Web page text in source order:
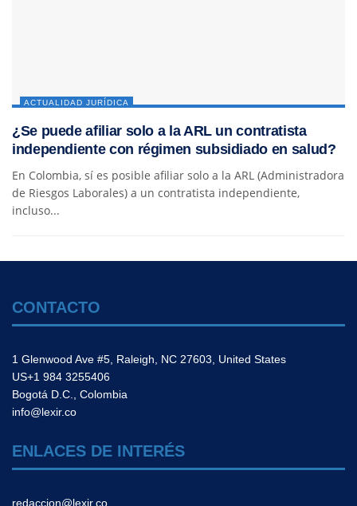
ACTUALIDAD JURÍDICA
¿Se puede afiliar solo a la ARL un contratista
independiente con régimen subsidiado en salud?
En Colombia, sí es posible afiliar solo a la ARL (Administradora
de Riesgos Laborales) a un contratista independiente,
incluso...
CONTACTO
1 Glenwood Ave #5, Raleigh, NC 27603, United States
US+1 984 3255406
Bogotá D.C., Colombia
info@lexir.co
ENLACES DE INTERÉS
redaccion@lexir.co